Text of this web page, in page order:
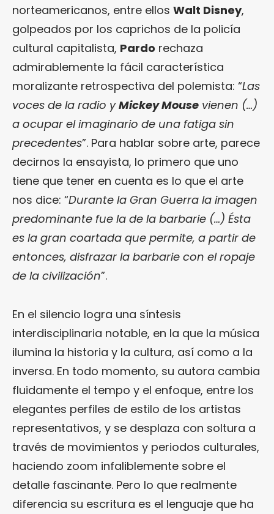
norteamericanos, entre ellos Walt Disney,
golpeados por los caprichos de la policía
cultural capitalista, Pardo rechaza
admirablemente la fácil característica
moralizante retrospectiva del polemista: “Las
voces de la radio yMickey Mouse vienen (…)
a ocupar el imaginario de una fatiga sin
precedentes”. Para hablar sobre arte, parece
decirnos la ensayista, lo primero que uno
tiene que tener en cuenta es lo que el arte
nos dice: “Durante la Gran Guerra la imagen
predominante fue la de la barbarie (…) Ésta
es la gran coartada que permite, a partir de
entonces, disfrazar la barbarie con el ropaje
de la civilización”.
En el silencio logra una síntesis
interdisciplinaria notable, en la que la música
ilumina la historia y la cultura, así como a la
inversa. En todo momento, su autora cambia
fluidamente el tempo y el enfoque, entre los
elegantes perfiles de estilo de los artistas
representativos, y se desplaza con soltura a
través de movimientos y periodos culturales,
haciendo zoom infaliblemente sobre el
detalle fascinante. Pero lo que realmente
diferencia su escritura es el lenguaje que ha